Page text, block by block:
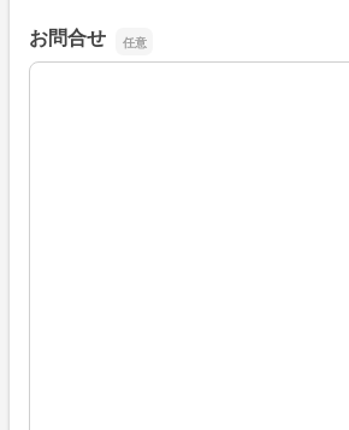
お問合せ
お問合せ